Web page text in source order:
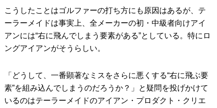
こうしたことはゴルファーの打ち方にも原因はあるが、テ
ーラーメイドは事実上、全メーカーの初・中級者向けアイ
アンには“右に飛んでしまう要素がある”としている。特にロ
ングアイアンがそうらしい。
「どうして、一番顕著なミスをさらに悪くする“右に飛ぶ要
素”を組み込んでしまうのだろうか？」と疑問を投げかけて
いるのはテーラーメイドのアイアン・プロダクト・クリエ